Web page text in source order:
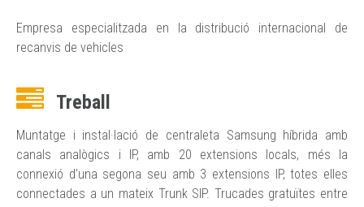
Empresa especialitzada en la distribució internacional de
recanvis de vehicles
Treball
Muntatge i instal·lació de centraleta Samsung híbrida amb
canals analògics i IP, amb 20 extensions locals, més la
connexió d'una segona seu amb 3 extensions IP, totes elles
connectades a un mateix Trunk SIP. Trucades gratuïtes entre